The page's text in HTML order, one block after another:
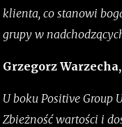
klienta, co stanowi
grupy w
Grzegorz
U boku Positive Group
Zbieżność wartości i